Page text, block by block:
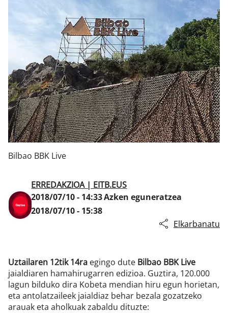
Bilbao BBK Live
ERREDAKZIOA | EITB.EUS
2018/07/10 - 14:33Azken eguneratzea
2018/07/10 - 15:38
Elkarbanatu
Uztailaren 12tik 14ra egingo dute Bilbao BBK Live
jaialdiaren hamahirugarren edizioa. Guztira, 120.000
lagun bilduko dira Kobeta mendian hiru egun horietan,
eta antolatzaileek jaialdiaz behar bezala gozatzeko
arauak eta aholkuak zabaldu dituzte: